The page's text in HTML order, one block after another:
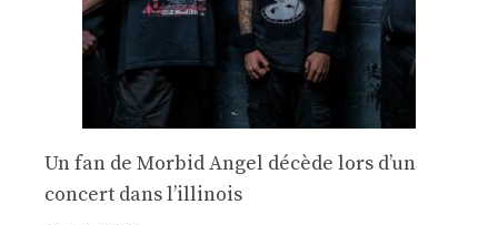
Un fan de Morbid Angel décède lors d’un
concert dans l’illinois